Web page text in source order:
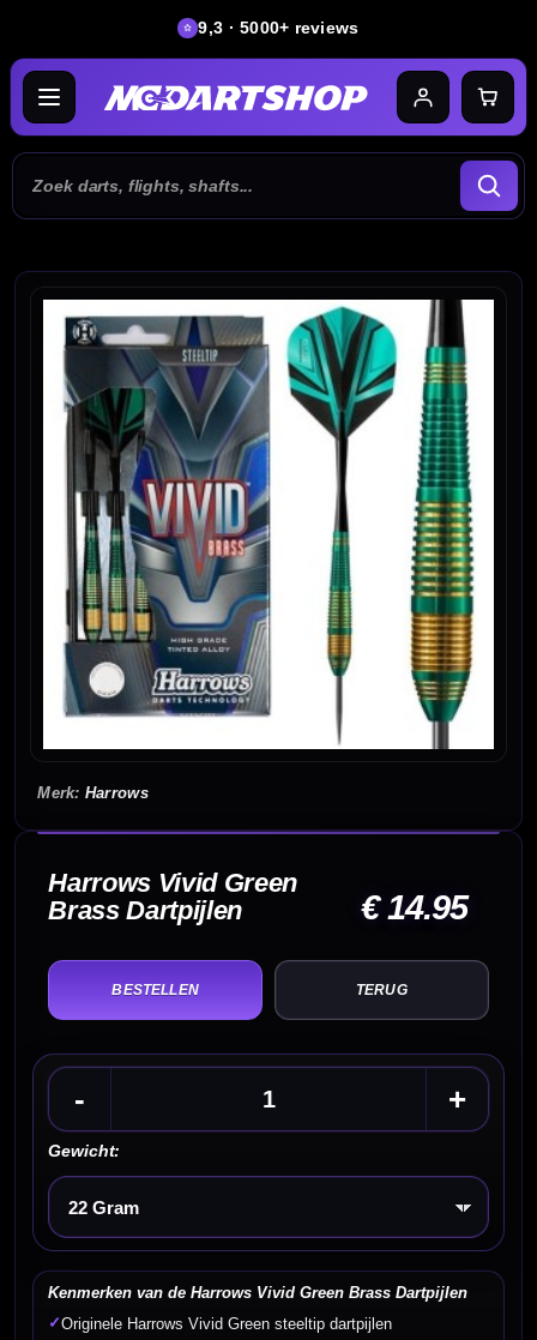
9,3 · 5000+ reviews
Harrows
Harrows Vivid Green
Brass Dartpijlen
€ 14.95
TERUG
- +
Gewicht:
Kies een optie
Kenmerken van de Harrows Vivid Green Brass Dartpijlen
✓Originele Harrows Vivid Green steeltip dartpijlen